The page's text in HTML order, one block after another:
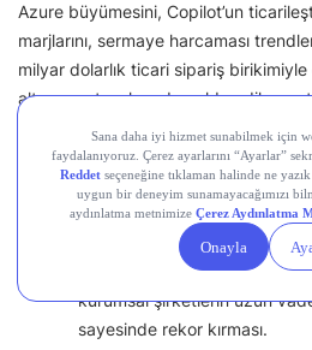
Azure büyümesini, Copilot’un
marjlarını, sermaye harcaması
milyar dolarlık ticari sipariş
altyapı yatırımlarından elde edilen
yorumlarını yakından takip edecekler.
Boğa Senaryosu:
Azure büyümesinin%40’ın
sunucu/veri merkezi kapasite
Ticari Gelecek Gelir
kurumsal şirketlerin uzun
sayesinde rekor kırması.